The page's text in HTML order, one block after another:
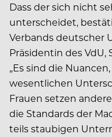
Dass der sich nicht
unterscheidet,
Verbands deutscher
Präsidentin des VdU,
„Es sind die
wesentlichen
Frauen setzen
die Standards der
teils staubigen